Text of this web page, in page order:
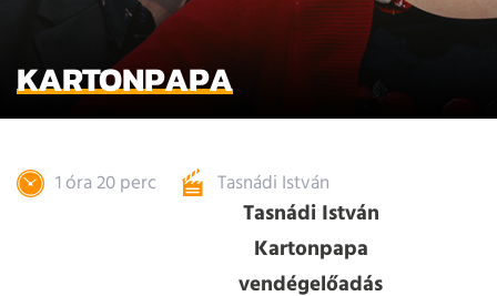
KARTONPAPA
1 óra 20 perc Tasnádi István
Tasnádi István
Kartonpapa
vendégelőadás